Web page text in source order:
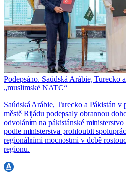
Podepsáno. Saúdská Arábie, Turecko
„muslimské NATO“
Saúdská Arábie, Turecko a Pákistán v
městě Rijádu podepsaly obrannou
odvoláním na pákistánské
podle ministerstva prohloubit
regionálními mocnostmi v době
regionu.